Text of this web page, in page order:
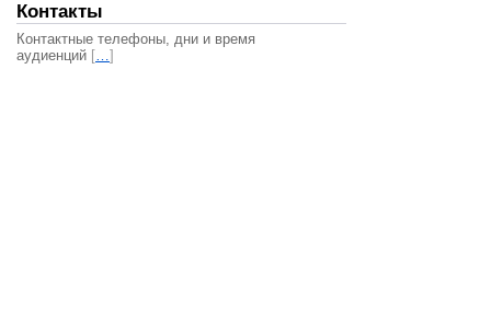
Контакты
Контактные телефоны, дни и время
аудиенций […]